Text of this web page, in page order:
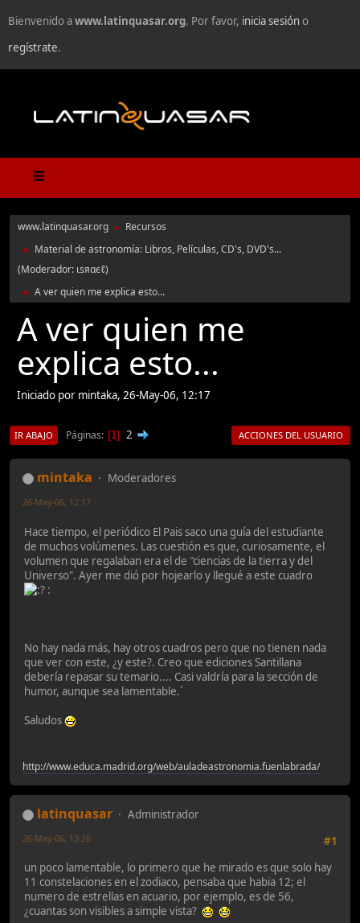
Bienvenido awww.latinquasar.org. Por favor, inicia sesióno
regístrate.
www.latinquasar.org ► Recursos
►
Material de astronomía: Libros, Películas, CD's, DVD's...
(Moderador: ιѕяαєℓ)
► A ver quien me explica esto...
A ver quien me
explica esto...
Iniciado por mintaka, 26-May-06, 12:17
IR ABAJO Páginas 1 2 ACCIONES DEL USUARIO
mintaka Moderadores
26-May-06, 12:17
Hace tiempo, el periódico El Pais saco una guía del estudiante
de muchos volúmenes. Las cuestión es que, curiosamente, el
volumen que regalaban era el de "ciencias de la tierra y del
Universo". Ayer me dió por hojearlo y llegué a este cuadro
:
No hay nada más, hay otros cuadros pero que no tienen nada
que ver con este, ¿y este?. Creo que ediciones Santillana
debería repasar su temario.... Casi valdría para la sección de
humor, aunque sea lamentable.´
Saludos
http://www.educa.madrid.org/web/auladeastronomia.fuenlabrada/
latinquasar
Administrador
#1
26-May-06, 13:26
un poco lamentable, lo primero que he mirado es que solo hay
11 constelaciones en el zodiaco, pensaba que habia 12; el
numero de estrellas en acuario, por ejemplo, es de 56,
¿cuantas son visibles a simple vista?